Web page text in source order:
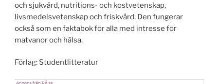
och sjukvård, nutritions- och kostvetenskap,
livsmedelsvetenskap och friskvård. Den fungerar
också som en faktabok för alla med intresse för
matvanor och hälsa.
Förlag: Studentlitteratur